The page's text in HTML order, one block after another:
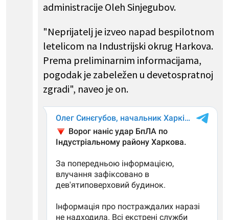
administracije Oleh Sinjegubov.
"Neprijatelj je izveo napad bespilotnom
letelicom na Industrijski okrug Harkova.
Prema preliminarnim informacijama,
pogodak je zabeležen u devetospratnoj
zgradi", naveo je on.